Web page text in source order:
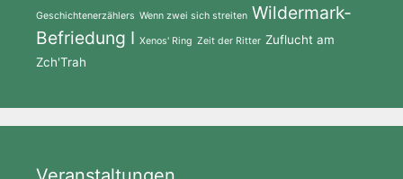
Geschichtenerzählers Wenn zwei sich streiten Wildermark-
Befriedung I Xenos' Ring Zeit der Ritter Zuflucht am
Zch'Trah